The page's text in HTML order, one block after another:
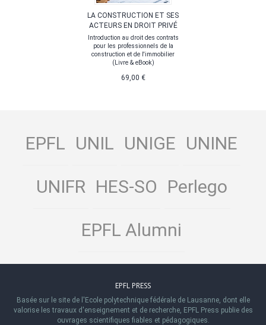
LA CONSTRUCTION ET SES
ACTEURS EN DROIT PRIVÉ
Introduction au droit des contrats
pour les professionnels de la
construction et de l'immobilier
(Livre & eBook)
69,00 €
EPFL UNIL UNIGE UNINE
UNIFR HES-SO Perlego
EPFL Alumni
EPFL PRESS
Basée sur le site de l'Ecole polytechnique fédérale de Lausanne, dont elle
valorise les travaux d'enseignement et de recherche, EPFL Press publie des
ouvrages scientifiques fiables et pédagogiques.